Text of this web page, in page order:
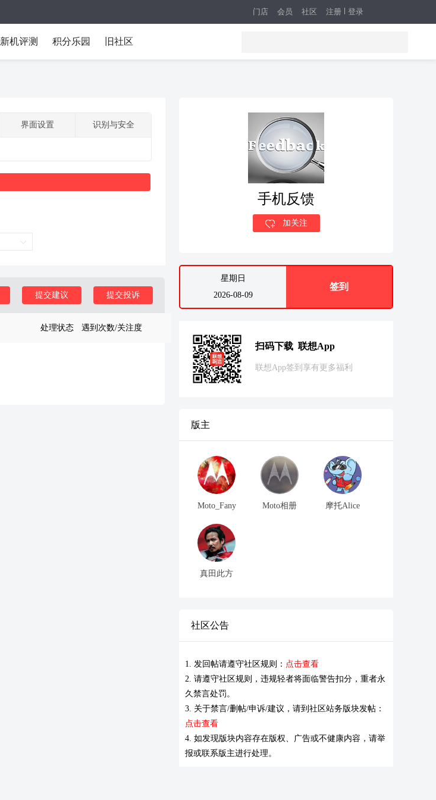
注册 登录
门店 会员 社区
新机评测 积分乐园 旧社区
界面设置 识别与安全
提交投诉
提交建议
处理状态 遇到次数/关注度
手机反馈
加关注
星期日
2026-08-09
签到
扫码下载 联想App
联想App签到享有更多福利
版主
Moto_Fany Moto相册 摩托Alice
真田此方
社区公告
1. 发回帖请遵守社区规则： 点击查看
2. 请遵守社区规则，违规轻者将面临警告扣分，重者永
久禁言处罚。
3. 关于禁言/删帖/申诉/建议，请到社区站务版块发帖：
点击查看
4. 如发现版块内容存在版权、广告或不健康内容，请举
报或联系版主进行处理。